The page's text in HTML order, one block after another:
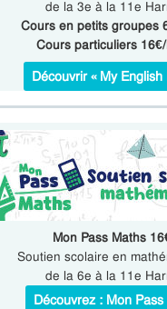
de la 3e à la 11e
Cours en petits groupes
Cours particuliers
Découvrir « My English
Mon Pass Maths
Soutien scolaire en
de la 6e à la 11e
Découvrez : Mon